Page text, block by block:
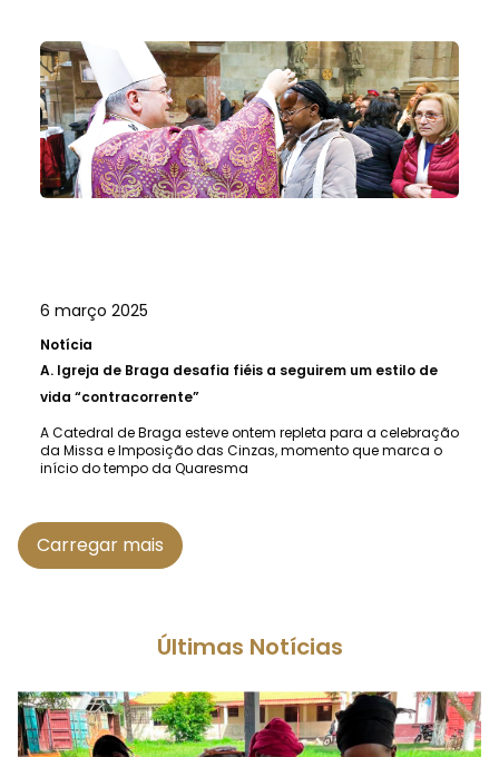
6 março 2025
Notícia
A. Igreja de Braga desafia fiéis a seguirem um estilo de
vida “contracorrente”
A Catedral de Braga esteve ontem repleta para a celebração
da Missa e Imposição das Cinzas, momento que marca o
início do tempo da Quaresma
Carregar mais
Últimas Notícias